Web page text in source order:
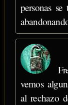
personas
vemos
al rechazo